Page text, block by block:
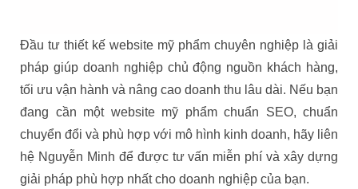
Đầu tư thiết kế website mỹ phẩm chuyên nghiệp là giải
pháp giúp doanh nghiệp chủ động nguồn khách hàng,
tối ưu vận hành và nâng cao doanh thu lâu dài. Nếu bạn
đang cần một website mỹ phẩm chuẩn SEO, chuẩn
chuyển đổi và phù hợp với mô hình kinh doanh, hãy liên
hệ Nguyễn Minh để được tư vấn miễn phí và xây dựng
giải pháp phù hợp nhất cho doanh nghiệp của bạn.